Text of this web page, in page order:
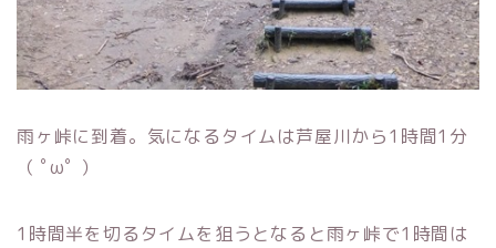
雨ヶ峠に到着。気になるタイムは芦屋川から1時間1分
（ ﾟωﾟ ）
1時間半を切るタイムを狙うとなると雨ヶ峠で1時間は